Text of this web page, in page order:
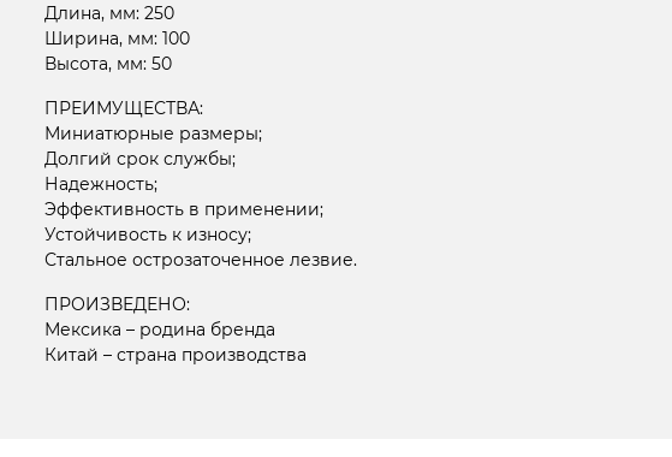
Длина, мм: 250
Ширина, мм: 100
Высота, мм: 50
ПРЕИМУЩЕСТВА:
Миниатюрные размеры;
Долгий срок службы;
Надежность;
Эффективность в применении;
Устойчивость к износу;
Стальное острозаточенное лезвие.
ПРОИЗВЕДЕНО:
Мексика – родина бренда
Китай – страна производства